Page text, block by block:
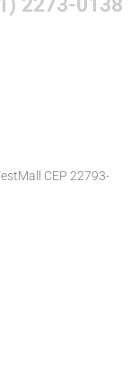
2273-0138
CEP 22793-